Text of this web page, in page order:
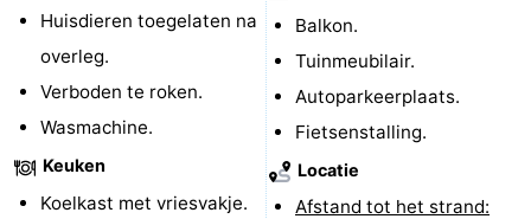
Kop
Schouwen
-
Natuur
Oranjezon
-
Oostkapelle
-
Huisdieren toegelaten na
overleg.
Verboden te roken.
Wasmachine.
Keuken
Koelkast met vriesvakje.
Balkon.
Tuinmeubilair.
Autoparkeerplaats.
Fietsenstalling.
Locatie
Afstand tot het strand: